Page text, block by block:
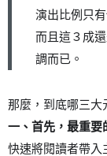
演出比例只
而且這３成
調而已。
那麼，到底哪三大
一、首先，最重要
快速將閱讀者帶入